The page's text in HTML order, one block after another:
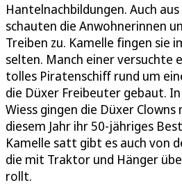
Hantelnachbildungen. Auch
schauten die Anwohnerinnen
Treiben zu. Kamelle fingen sie
selten. Manch einer versuchte
tolles Piratenschiff rund um
die Düxer Freibeuter gebaut.
Wiess gingen die Düxer Clowns
diesem Jahr ihr 50-jähriges
Kamelle satt gibt es auch von
die mit Traktor und Hänger
rollt.